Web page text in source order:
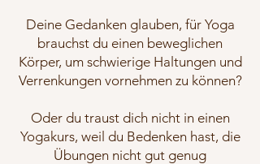
Deine Gedanken glauben, für Yoga
brauchst du einen beweglichen
Körper, um schwierige Haltungen und
Verrenkungen vornehmen zu können?
Oder du traust dich nicht in einen
Yogakurs, weil du Bedenken hast, die
Übungen nicht gut genug